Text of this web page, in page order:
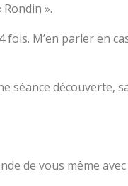
».
fois. M’en parler en
séance découverte,
de vous même